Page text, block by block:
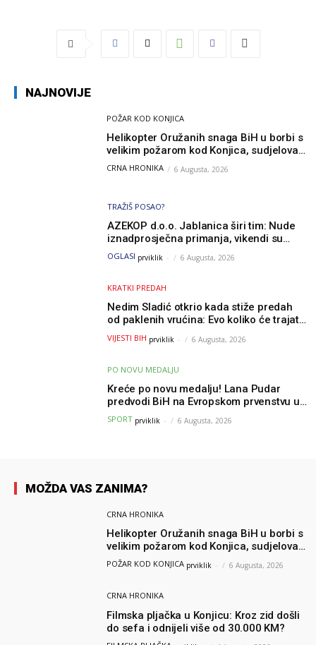
NAJNOVIJE
POŽAR KOD KONJICA
Helikopter Oružanih snaga BiH u borbi s
velikim požarom kod Konjica, sudjelovao
i Air Tractor
CRNA HRONIKA 6 Augusta, 2026
TRAŽIŠ POSAO?
AZEKOP d.o.o. Jablanica širi tim: Nude
iznadprosječna primanja, vikendi su
slobodni, traži se više radnika
OGLASI prviklik - 6 Augusta, 2026
KRATKI PREDAH
Nedim Sladić otkrio kada stiže predah
od paklenih vrućina: Evo koliko će trajati
osvježenje u BiH
VIJESTI BIH prviklik - 6 Augusta, 2026
PO NOVU MEDALJU
Kreće po novu medalju! Lana Pudar
predvodi BiH na Evropskom prvenstvu u
Parizu
SPORT prviklik - 6 Augusta, 2026
MOŽDA VAS ZANIMA?
CRNA HRONIKA
Helikopter Oružanih snaga BiH u borbi s
velikim požarom kod Konjica, sudjelovao
i Air Tractor
POŽAR KOD KONJICA prviklik - 6 Augusta, 2026
CRNA HRONIKA
Filmska pljačka u Konjicu: Kroz zid došli
do sefa i odnijeli više od 30.000 KM?